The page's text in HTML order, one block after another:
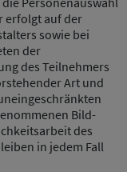
erfolgt auf der
sowie bei
der
des Teilnehmers
Art und
Bild-
des
in jedem Fall